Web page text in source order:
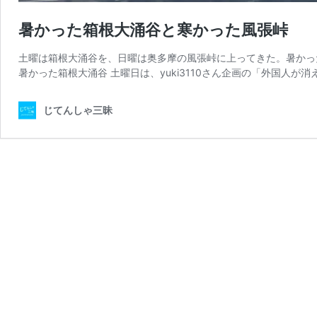
暑かった箱根大涌谷と寒かった風張峠
土曜は箱根大涌谷を、日曜は奥多摩の風張峠に上ってきた。暑
暑かった箱根大涌谷 土曜日は、yuki3110さん企画の「外国人が
じてんしゃ三昧